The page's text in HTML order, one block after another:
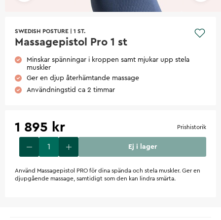
SWEDISH POSTURE 1 ST.
Massagepistol Pro 1 st
Minskar spänningar i kroppen samt mjukar upp stela
muskler
Ger en djup återhämtande massage
Användningstid ca 2 timmar
1 895 kr Prishistorik
Ej i lager
Använd Massagepistol PRO för dina spända och stela muskler. Ger en
djupgående massage, samtidigt som den kan lindra smärta.